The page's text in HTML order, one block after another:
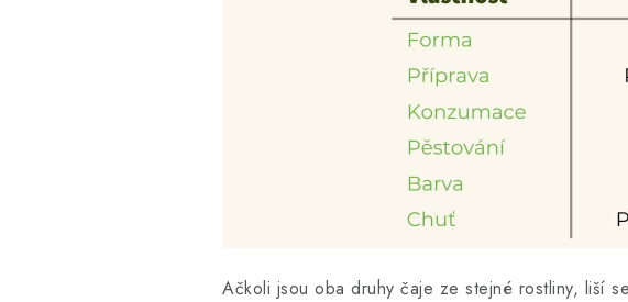
Ačkoli jsou oba druhy čaje ze stejné rostliny, liší